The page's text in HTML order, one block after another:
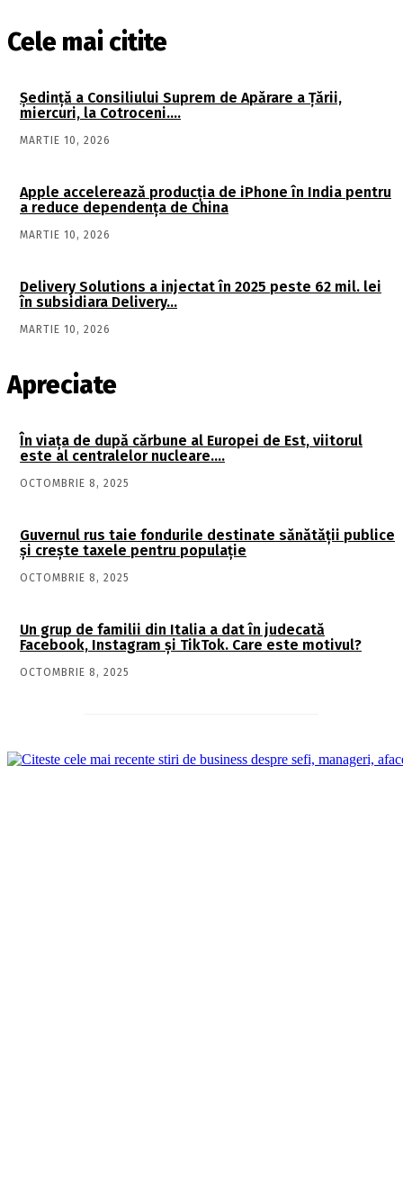
Cele mai citite
Şedinţă a Consiliului Suprem de Apărare a Ţării,
miercuri, la Cotroceni….
MARTIE 10, 2026
Apple accelerează producția de iPhone în India pentru
a reduce dependența de China
MARTIE 10, 2026
Delivery Solutions a injectat în 2025 peste 62 mil. lei
în subsidiara Delivery…
MARTIE 10, 2026
Apreciate
În viaţa de după cărbune al Europei de Est, viitorul
este al centralelor nucleare….
OCTOMBRIE 8, 2025
Guvernul rus taie fondurile destinate sănătății publice
și crește taxele pentru populație
OCTOMBRIE 8, 2025
Un grup de familii din Italia a dat în judecată
Facebook, Instagram și TikTok. Care este motivul?
OCTOMBRIE 8, 2025